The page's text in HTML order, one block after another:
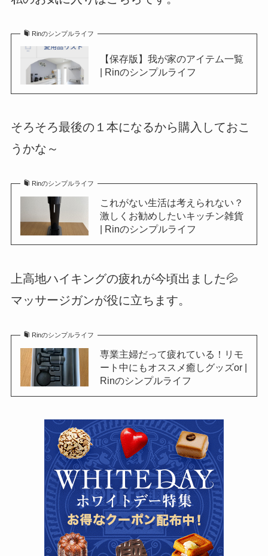
Rinのシンプルライフ
【保存版】我が家のアイテム一覧
| Rinのシンプルライフ
そろそろ最後の１本になるから購入しておこ
うかな～
Rinのシンプルライフ
これがない生活は考えられない？
激しくお勧めしたいキッチン雑貨
| Rinのシンプルライフ
上高地ハイキングの疲れが今頃出ました💦
マッサージガンが役に立ちます。
Rinのシンプルライフ
専業主婦だって疲れている！リモ
ート中にもオススメ癒しグッズor |
Rinのシンプルライフ